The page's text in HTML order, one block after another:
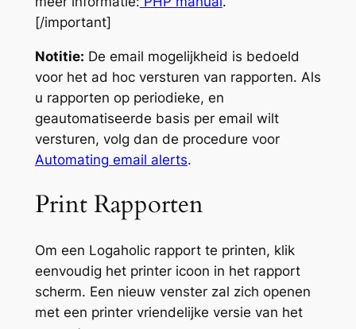
[/important]
Notitie: De email mogelijkheid is bedoeld
voor het ad hoc versturen van rapporten. Als
u rapporten op periodieke, en
geautomatiseerde basis per email wilt
versturen, volg dan de procedure voor
Automating email alerts.
Print Rapporten
Om een Logaholic rapport te printen, klik
eenvoudig het printer icoon in het rapport
scherm. Een nieuw venster zal zich openen
met een printer vriendelijke versie van het